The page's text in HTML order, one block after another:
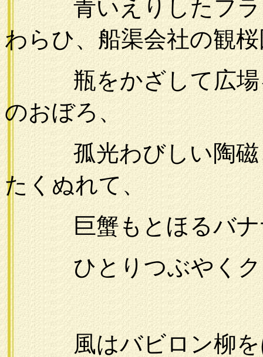
青いえりしたフラン
わらひ、船渠会社の観
瓶をかざして広場を
のおぼろ、
孤光わびしい陶磁と
たくぬれて、
巨蟹もとほるバナ
ひとりつぶやくク
風はバビロン柳をは